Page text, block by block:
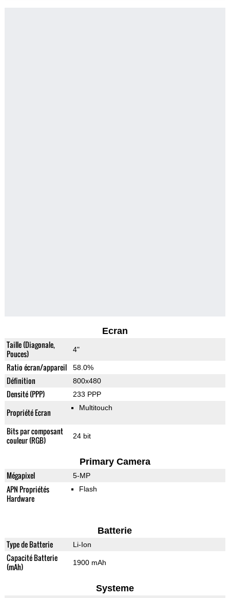
Ecran
Taille (Diagonale,
Pouces)
4"
Ratio écran/appareil 58.0%
Définition 800x480
Densité (PPP) 233 PPP
Propriété Ecran Multitouch
Bits par composant
couleur (RGB)
24 bit
Primary Camera
Mégapixel 5-MP
APN Propriétés
Hardware
Flash
Batterie
Type de Batterie Li-Ion
Capacité Batterie
(mAh)
1900 mAh
Systeme